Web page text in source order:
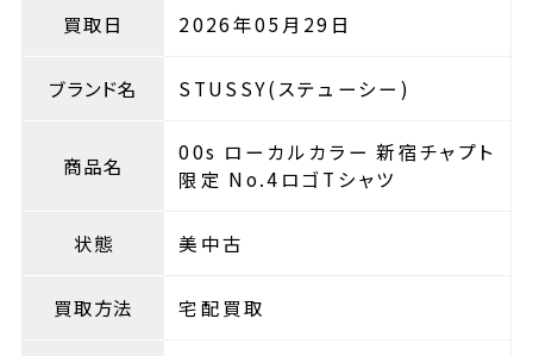
買取日 2026年05月29日
ブランド名 STUSSY(ステューシー)
商品名
00s ローカルカラー 新宿チャプト
限定 No.4ロゴTシャツ
状態 美中古
買取方法 宅配買取